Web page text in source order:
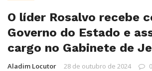
O líder Rosalvo recebe
Governo do Estado e
cargo no Gabinete de
Aladim Locutor 28 de outubro de 2024 0